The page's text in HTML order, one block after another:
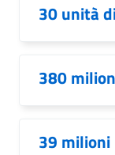
30 unità
380
39 milioni